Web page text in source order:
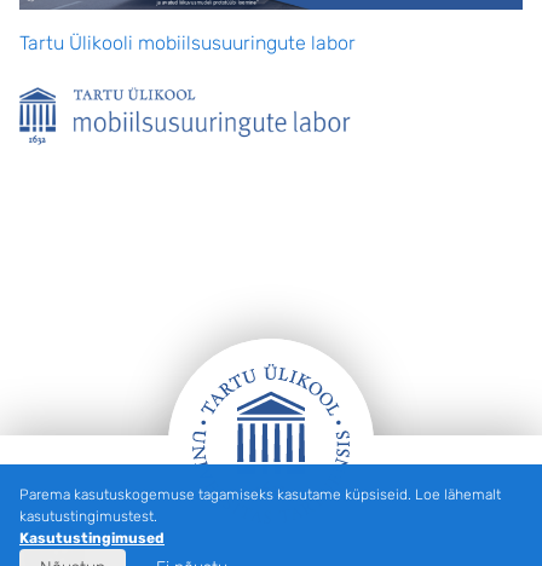
Tartu Ülikooli mobiilsusuuringute labor
Jalus
Parema kasutuskogemuse tagamiseks kasutame küpsiseid. Loe lähemalt
kasutustingimustest.
Kasutustingimused